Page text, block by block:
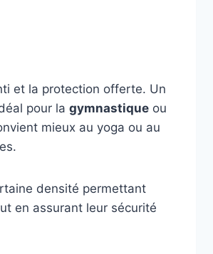
et la protection offerte. Un
pour la gymnastique ou
mieux au yoga ou au
densité permettant
en assurant leur sécurité